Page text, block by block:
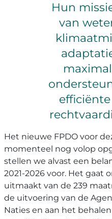
Hun
van
Het nieuwe FPDO voor
momenteel nog volop
stellen we alvast een
2021-2026 voor. Het gaat
uitmaakt van de 239
de uitvoering van de
Naties en aan het